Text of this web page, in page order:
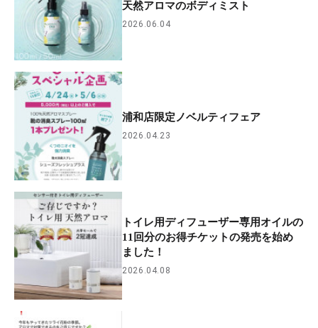
天然アロマのボディミスト
2026.06.04
浦和店限定ノベルティフェア
2026.04.23
トイレ用ディフューザー専用オイルの
11回分のお得チケットの発売を始め
ました！
2026.04.08